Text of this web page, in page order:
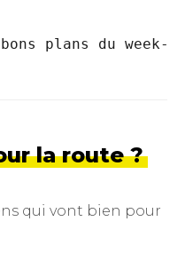
plans du week-
la route ?
qui vont bien pour